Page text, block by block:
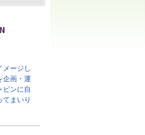
メージし
企画・運
ビンに自
てまいり